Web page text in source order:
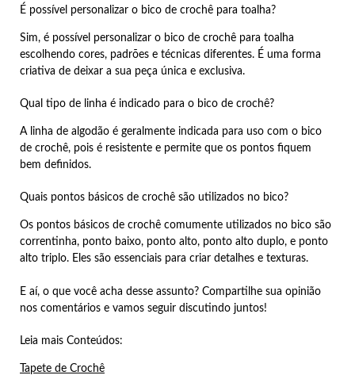
É possível personalizar o bico de crochê para toalha?
Sim, é possível personalizar o bico de crochê para toalha
escolhendo cores, padrões e técnicas diferentes. É uma forma
criativa de deixar a sua peça única e exclusiva.
Qual tipo de linha é indicado para o bico de crochê?
A linha de algodão é geralmente indicada para uso com o bico
de crochê, pois é resistente e permite que os pontos fiquem
bem definidos.
Quais pontos básicos de crochê são utilizados no bico?
Os pontos básicos de crochê comumente utilizados no bico são
correntinha, ponto baixo, ponto alto, ponto alto duplo, e ponto
alto triplo. Eles são essenciais para criar detalhes e texturas.
E aí, o que você acha desse assunto? Compartilhe sua opinião
nos comentários e vamos seguir discutindo juntos!
Leia mais Conteúdos:
Tapete de Crochê